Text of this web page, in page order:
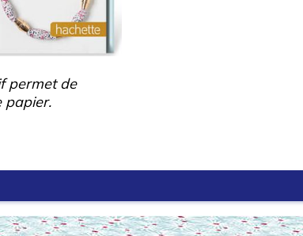
permet de
papier.